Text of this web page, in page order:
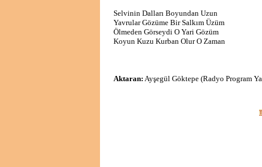
Selvinin Dalları Boyundan Uzun
Yavrular Gözüme Bir Salkım Üzüm
Ölmeden Görseydi O Yari Gözüm
Koyun Kuzu Kurban Olur O Zaman
Aktaran: Ayşegül Göktepe (Radyo Program